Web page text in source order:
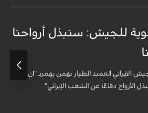
للجيش: سنبذل أرواحنا
الايراني العميد الطيار بهمن بهمرد "ان
الأرواح دفاعًا عن الشعب الإيراني".